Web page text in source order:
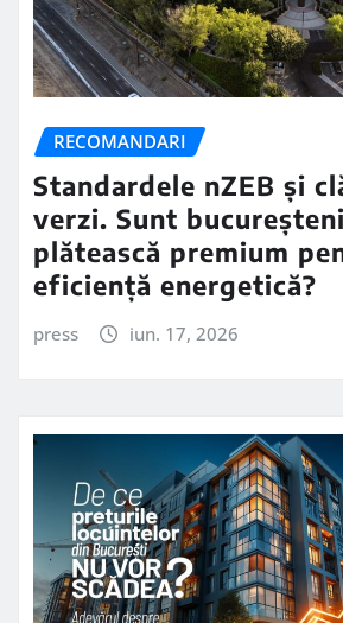
RECOMANDARI
Standardele nZEB și
verzi. Sunt
plătească premium
eficiență energetică?
press iun. 17, 2026